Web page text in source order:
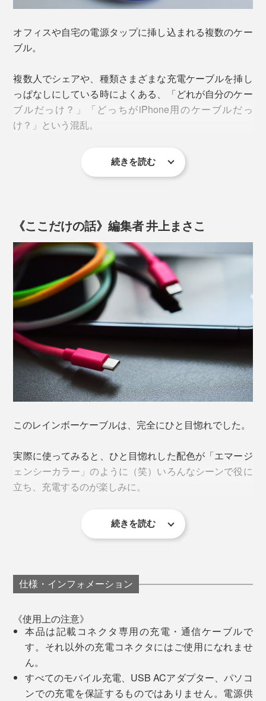
オフィスや自宅の電源タップに挿し込まれる複数のケー
ブル。
複数人でシェアや、種類さまざまな充電ケーブルを挿し
っぱなしにしている時によくある、「どれが自分のケー
ブルだっけ？」「どっちがiPhone用のケーブルだっ
け？」という混乱。
ACアダプタまで辿ったり、コネクタ先端を確認した
り、という経験は誰でもあるはず。
そんな“ケーブル渋滞”の中で、ひと際目を引くのが
「レインボー」に「ターコイズ」「ブルーグラデーショ
ン」……白黒のデジタル機器周辺に明るい挿し色を。す
ぐに目に飛び込んでくる配色だから、バッグの中でも見
つけやすく出し入れスムーズです。
続きを読む
《ここだけの話》編集者 井上まさこ
このレインボーケーブルは、完全にひと目惚れでした。
実際に使ってみると、ひと目惚れした配色が「エマージ
ェンシーカラー」のように（笑）いろんなシーンで役に
立ち、充電するのが楽しみに。
続きを読む
仕様・インフォメーション
《使用上の注意》
本品は記載コネクタ専用の充電・通信ケーブルで
す。それ以外の充電コネクタにはご使用になれませ
ん。
すべてのモバイル充電、USB ACアダプター、パソコ
ンでの充電を保証するものではありません。電源供